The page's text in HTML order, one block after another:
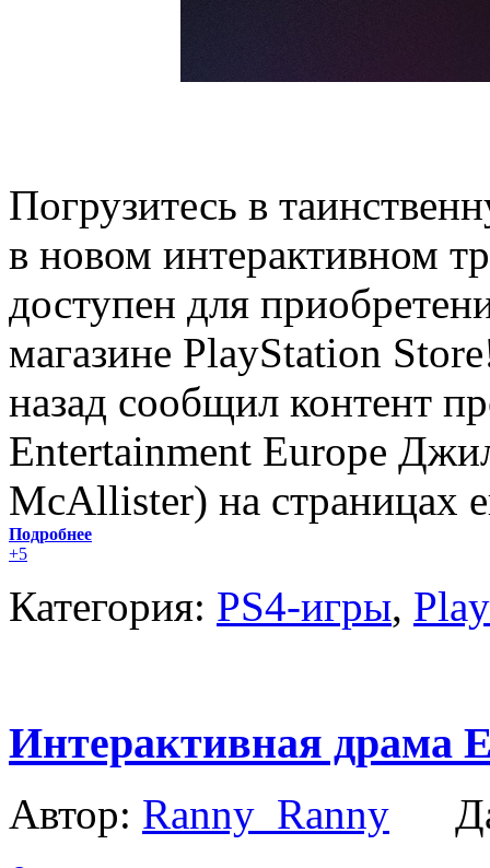
Погрузитесь в
в новом интерактивном
доступен для
магазине PlayStation
назад сообщил контент
Entertainment Europe
McAllister) на страницах
Подробнее
+5
Категория: PS4-игры,
Интерактивная драма
Автор: Ranny_Ranny